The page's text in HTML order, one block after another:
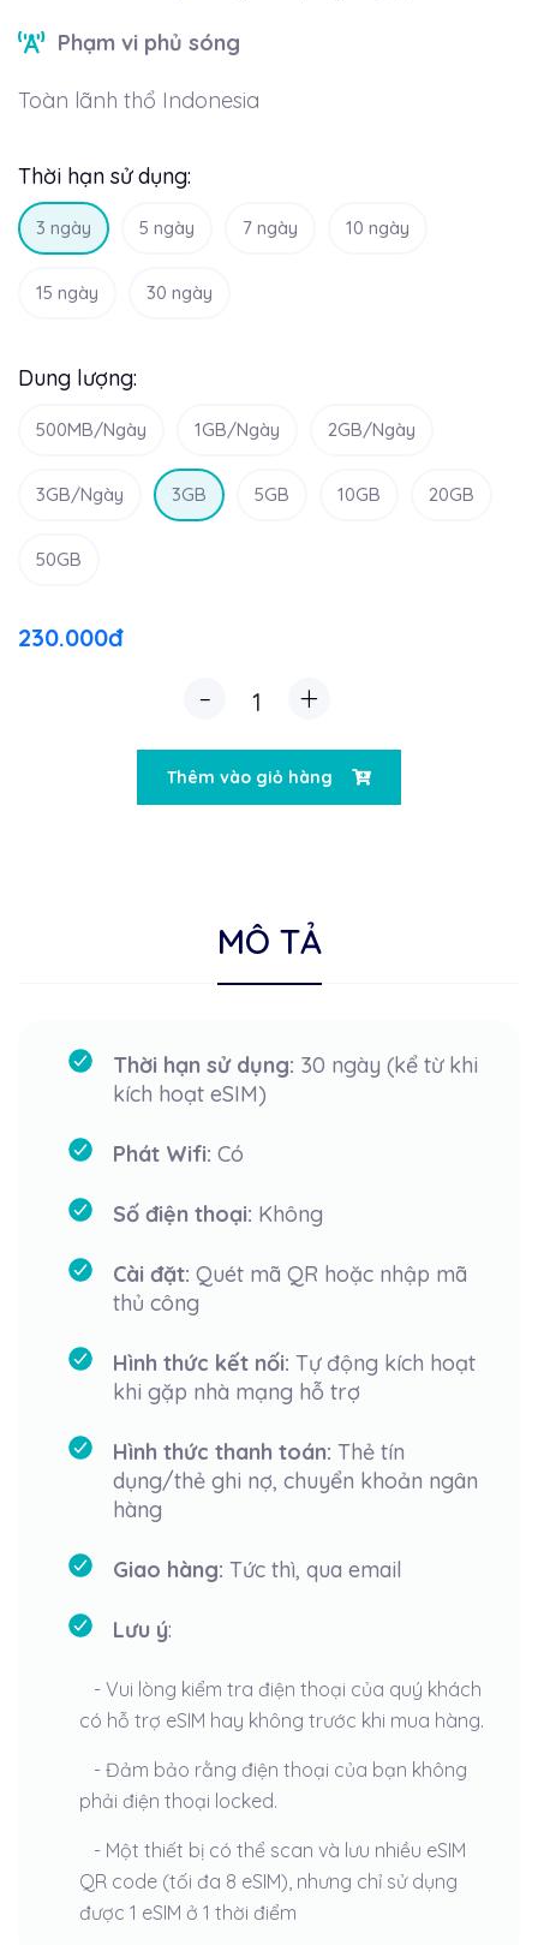
Phạm vi phủ sóng
Toàn lãnh thổ Indonesia
Thời hạn sử dụng:
3 ngày 5 ngày 7 ngày 10 ngày
15 ngày 30 ngày
Dung lượng:
500MB/Ngày 1GB/Ngày 2GB/Ngày
3GB/Ngày 3GB 5GB 10GB 20GB
50GB
230.000đ
- +
Thêm vào giỏ hàng
MÔ TẢ
Thời hạn sử dụng: 30 ngày (kể từ khi
kích hoạt eSIM)
Phát Wifi: Có
Số điện thoại: Không
Cài đặt: Quét mã QR hoặc nhập mã
thủ công
Hình thức kết nối: Tự động kích hoạt
khi gặp nhà mạng hỗ trợ
Hình thức thanh toán: Thẻ tín
dụng/thẻ ghi nợ, chuyển khoản ngân
hàng
Giao hàng: Tức thì, qua email
Lưu ý:
- Vui lòng kiểm tra điện thoại của quý khách
có hỗ trợ eSIM hay không trước khi mua hàng.
- Đảm bảo rằng điện thoại của bạn không
phải điện thoại locked.
- Một thiết bị có thể scan và lưu nhiều eSIM
QR code (tối đa 8 eSIM), nhưng chỉ sử dụng
được 1 eSIM ở 1 thời điểm